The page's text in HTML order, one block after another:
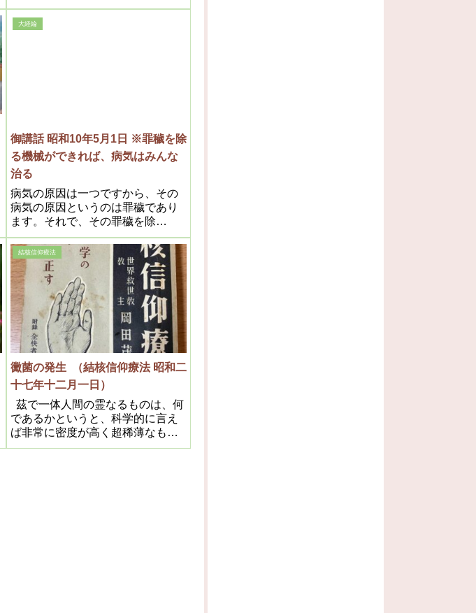
大経綸
御講話 昭和10年5月1日 ※罪穢を除
る機械ができれば、病気はみんな
治る
病気の原因は一つですから、その
病気の原因というのは罪穢であり
ます。それで、その罪穢を除
（と）る機械ができれば、病気は
みんな治るのであります。治す方
法は一つなのであります。その人
の弱い所へ罪穢が溜まり病気にな
るのですから、その罪穢を除る薬
なり、機械ができればよいのであ
ります。それは、薬や機械では除
れぬ
結核信仰療法
黴菌の発生 （結核信仰療法 昭和二
十七年十二月一日）
茲で一体人間の霊なるものは、何
であるかというと、科学的に言え
ば非常に密度が高く超稀薄なもの
であって、現在進歩した原子顕微